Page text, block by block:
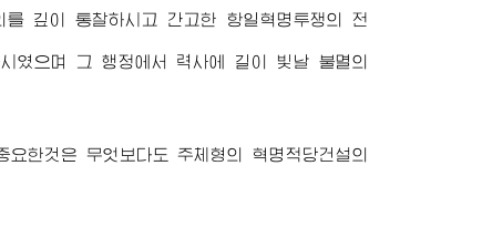
깊이 통찰하시고 간고한 항일혁명투쟁의 전
였으며 그 행정에서 력사에 길이 빛날 불멸의
한것은 무엇보다도 주체형의 혁명적당건설의